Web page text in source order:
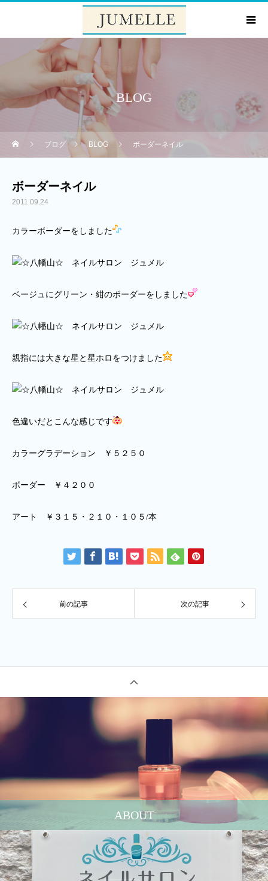
BLOG
ブログ BLOG ボーダーネイル
ボーダーネイル
2011.09.24
カラーボーダーをしました
ベージュにグリーン・紺のボーダーをしました
親指には大きな星と星ホロをつけました
色違いだとこんな感じです
カラーグラデーション ￥５２５０
ボーダー ￥４２００
アート ￥３１５・２１０・１０５/本
前の記事 次の記事
ABOUT